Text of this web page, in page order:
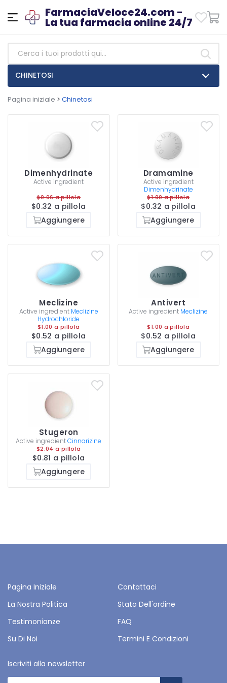
FarmaciaVeloce24.com -
La tua farmacia online 24/7
CHINETOSI
Pagina iniziale > Chinetosi
Dimenhydrinate
Active ingredient
$0.96 a pillola
$0.32 a pillola
Aggiungere
Dramamine
Active ingredient
Dimenhydrinate
$1.00 a pillola
$0.32 a pillola
Aggiungere
Meclizine
Active ingredient Meclizine
Hydrochloride
$1.00 a pillola
$0.52 a pillola
Aggiungere
Antivert
Active ingredient Meclizine
$1.00 a pillola
$0.52 a pillola
Aggiungere
Stugeron
Active ingredientCinnarizine
$2.04 a pillola
$0.81 a pillola
Aggiungere
Pagina Iniziale
Contattaci
La Nostra Politica
Stato Dell'ordine
Testimonianze
FAQ
Su Di Noi
Termini E Condizioni
Iscriviti alla newsletter